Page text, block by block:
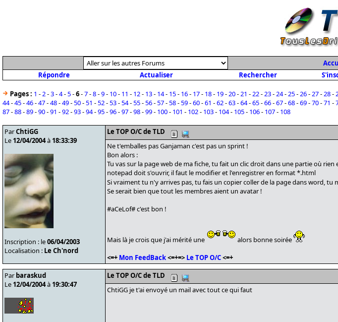
Répondre
Actualiser Rechercher
Pages : 1 -2-3-4-5-6-7-8-9- 10- 11 - 12- 13- 14- 15- 16- 17- 18- 19-20-21 -22-23-24-25-26-27-28-
44-45-46-47-48-49-50-51 -52-53-54-55-56-57-58-59-60-61 -62-63-64-65-66-67-68-69-70-71 -
87-88-89-90-91 -92-93-94-95-96-97-98-99- 100- 101 - 102- 103- 104- 105- 106- 107- 108
ParChtiGG
Le 12/04/2004à 18:33:39
Inscription : le06/04/2003
Localisation : Le Ch'nord
Le TOP O/C de TLD
Ne t'emballes pas Ganjaman c'est pas un sprint !
Bon alors :
Tu vas sur la page web de ma fiche, tu fait un clic droit dans une partie où
notepad doit s'ouvrir, il faut le modifier et l'enregistrer en format *.html
Si vraiment tu n'y arrives pas, tu fais un copier coller de la page dans word, tu
Se serait bien que tout les membres aient un avatar !
#aCeLof# c'est bon !
Mais là je crois que j'ai mérité une
alors bonne soirée
<=+ Mon FeedBack<=+=> Le TOP O/C<=+
Par baraskud
Le 12/04/2004à 19:30:47
Le TOP O/C de TLD
ChtiGG je t'ai envoyé un mail avec tout ce qui faut